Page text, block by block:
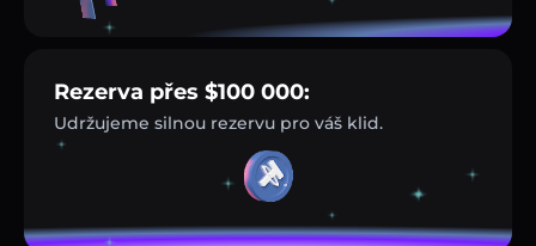
Rezerva přes $100 000:
Udržujeme silnou rezervu pro váš klid.